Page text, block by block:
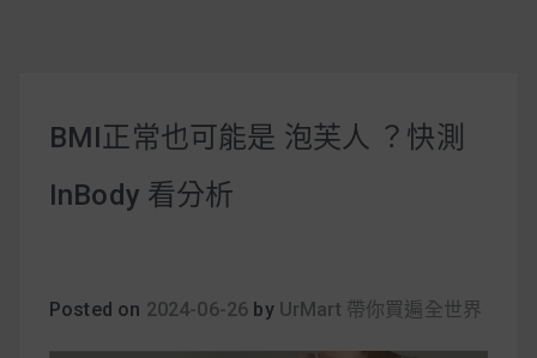
早餐這樣料理最適合！
BMI正常也可能是 泡芙人 ？快測
InBody 看分析
Posted on 2024-06-26 by UrMart 帶你買遍全世界